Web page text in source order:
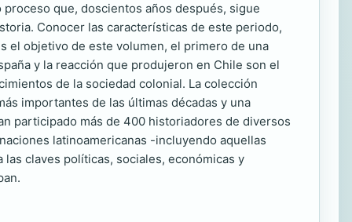
que, doscientos años después, sigue
Conocer las características de este periodo,
el objetivo de este volumen, el primero de una
y la reacción que produjeron en Chile son el
de la sociedad colonial. La colección
importantes de las últimas décadas y una
participado más de 400 historiadores de diversos
latinoamericanas -incluyendo aquellas
claves políticas, sociales, económicas y